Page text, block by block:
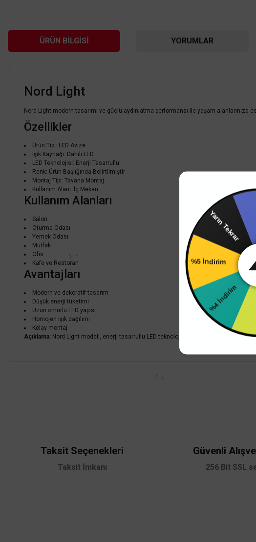
ÜRÜN BILGISI YORUMLAR
Nord Light
Nord Light modern tasarımı ve güçlü aydınlatma performansı ile yaşam
Özellikler
Ürün Tipi: LED Avize
Işık Kaynağı: Dahili LED
LED Teknolojisi: Enerji Tasarruflu
Renk: Ürün Başlığında Belirtilmiştir
Montaj Tipi: Tavana Montaj
Kullanım Alanı: İç Mekan
Kullanım Alanları
Salon
Oturma Odası
Yemek Odası
Mutfak
Ofis
Kafe ve Restoran
Avantajları
Modern ve dekoratif tasarım
Düşük enerji tüketimi
Uzun ömürlü LED yapısı
Homojen ışık dağılımı
Kolay montaj
Açıklama: Nord Light modeli, enerji tasarruflu LED teknolojisi sayesinde uzun ömürlü
Ürün fiyatı diğer sitelerden daha pahalı.
Bu ürüne benzer farklı alternatifler olmalı.
Taksit Seçenekleri
Taksit İmkanı
Güvenli
256 Bit SSL
%4 İndirim
%5 İndirim
Yarın Tekrar